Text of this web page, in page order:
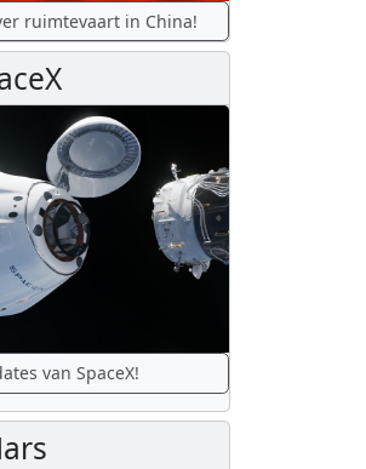
ruimtevaart in China!
van SpaceX!